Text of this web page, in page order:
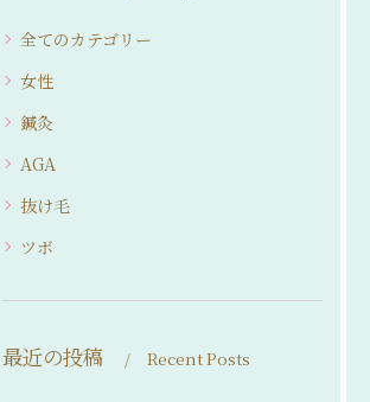
全てのカテゴリー
女性
鍼灸
AGA
抜け毛
ツボ
最近の投稿 Recent Posts